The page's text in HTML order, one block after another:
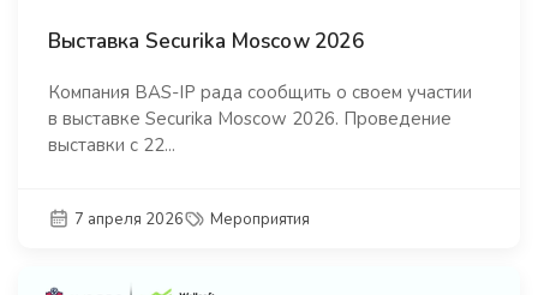
Выставка Securika Moscow 2026
Компания BAS-IP рада сообщить о своем участии
в выставке Securika Moscow 2026. Проведение
выставки с 22...
7 апреля 2026 Мероприятия